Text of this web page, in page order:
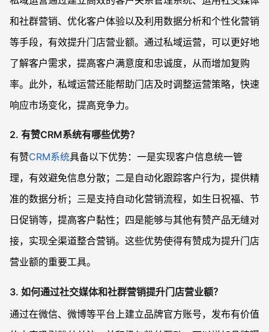
和社群营销、优化客户体验以及利用数据分析和个性化营销
等手段，有效提升门店营业额。通过私域运营，可以更好地
了解客户需求，提高客户满意度和忠诚度，从而增加复购
率。此外，私域运营还能帮助门店及时调整运营策略，快速
响应市场变化，提高竞争力。
2. 有赞CRM系统有哪些优势？
有赞CRM系统具备以下优势：一是实现客户信息统一管
理，有效避免信息分散；二是自动化跟踪客户行为，提供精
准的数据分析；三是支持自动化营销流程，如生日祝福、节
日促销等，提高客户黏性；四是能够与其他有赞产品无缝对
接，实现全渠道整合营销。这些优势使得有赞成为提升门店
营业额的重要工具。
3. 如何通过社交媒体和社群营销提升门店营业额？
通过在微信、微博等平台上建立品牌官方账号，发布有价值